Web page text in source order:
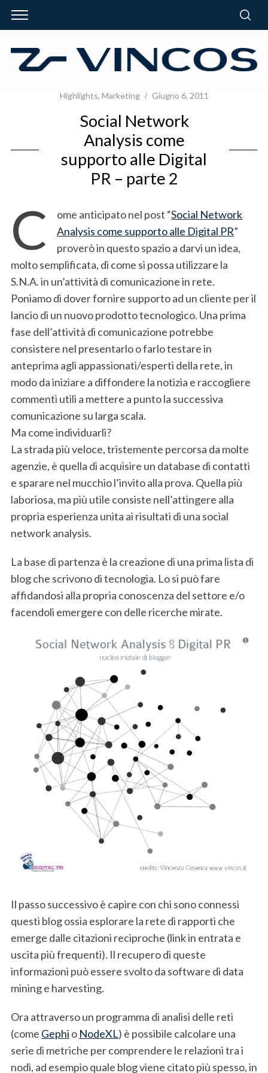
Highlights, Marketing Giugno 6, 2011
Social Network
Analysis come
supporto alle Digital
PR – parte 2
C ome anticipato nel post “Social Network
Analysis come supporto alle Digital PR”
proverò in questo spazio a darvi un idea,
molto semplificata, di come si possa utilizzare la
S.N.A. in un’attività di comunicazione in rete.
Poniamo di dover fornire supporto ad un cliente per il
lancio di un nuovo prodotto tecnologico. Una prima
fase dell’attività di comunicazione potrebbe
consistere nel presentarlo o farlo testare in
anteprima agli appassionati/esperti della rete, in
modo da iniziare a diffondere la notizia e raccogliere
commenti utili a mettere a punto la successiva
comunicazione su larga scala.
Ma come individuarli?
La strada più veloce, tristemente percorsa da molte
agenzie, è quella di acquisire un database di contatti
e sparare nel mucchio l’invito alla prova. Quella più
laboriosa, ma più utile consiste nell’attingere alla
propria esperienza unita ai risultati di una social
network analysis.
La base di partenza è la creazione di una prima lista di
blog che scrivono di tecnologia. Lo si può fare
affidandosi alla propria conoscenza del settore e/o
facendoli emergere con delle ricerche mirate.
Il passo successivo è capire con chi sono connessi
questi blog ossia esplorare la rete di rapporti che
emerge dalle citazioni reciproche (link in entrata e
uscita più frequenti). Il recupero di queste
informazioni può essere svolto da software di data
mining e harvesting.
Ora attraverso un programma di analisi delle reti
(come Gephi o NodeXL) è possibile calcolare una
serie di metriche per comprendere le relazioni tra i
nodi, ad esempio quale blog viene citato più spesso, in